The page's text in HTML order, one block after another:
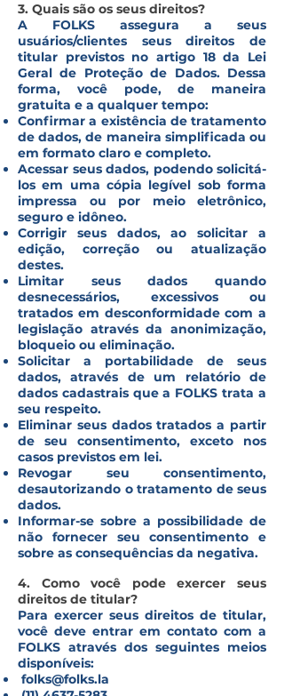
3. Quais são os seus direitos?
A FOLKS assegura a seus
usuários/clientes seus direitos de
titular previstos no artigo 18 da Lei
Geral de Proteção de Dados. Dessa
forma, você pode, de maneira
gratuita e a qualquer tempo:
Confirmar a existência de tratamento
de dados, de maneira simplificada ou
em formato claro e completo.
Acessar seus dados, podendo solicitá-
los em uma cópia legível sob forma
impressa ou por meio eletrônico,
seguro e idôneo.
Corrigir seus dados, ao solicitar a
edição, correção ou atualização
destes.
Limitar seus dados quando
desnecessários, excessivos ou
tratados em desconformidade com a
legislação através da anonimização,
bloqueio ou eliminação.
Solicitar a portabilidade de seus
dados, através de um relatório de
dados cadastrais que a FOLKS trata a
seu respeito.
Eliminar seus dados tratados a partir
de seu consentimento, exceto nos
casos previstos em lei.
Revogar seu consentimento,
desautorizando o tratamento de seus
dados.
Informar-se sobre a possibilidade de
não fornecer seu consentimento e
sobre as consequências da negativa.
4. Como você pode exercer seus
direitos de titular?
Para exercer seus direitos de titular,
você deve entrar em contato com a
FOLKS através dos seguintes meios
disponíveis:
folks@folks.la